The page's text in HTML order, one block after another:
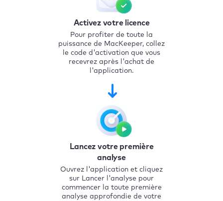
Activez votre licence
Pour profiter de toute la
puissance de MacKeeper, collez
le code d'activation que vous
recevrez après l'achat de
l'application.
Lancez votre première
analyse
Ouvrez l'application et cliquez
sur Lancer l'analyse pour
commencer la toute première
analyse approfondie de votre